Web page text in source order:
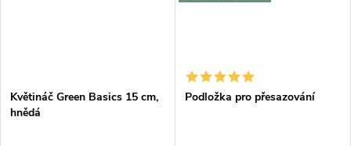
Květináč Green Basics 15 cm,
hnědá
Podložka pro přesazování